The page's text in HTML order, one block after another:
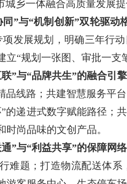
乡一体融合高质量发展
”与“机制创新”双轮驱动
发展规划，明确三年行
“规划一张图、审批一支
”与“品牌共生”的融合引擎
线路；共建智慧服务平
递进式数字赋能路径；
尚品味的文创产品。
”与“利益共享”的保障网络
难题；打造物流配送体